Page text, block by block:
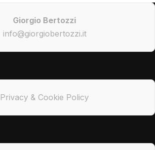
Giorgio Bertozzi
info@giorgiobertozzi.it
Privacy & Cookie Policy